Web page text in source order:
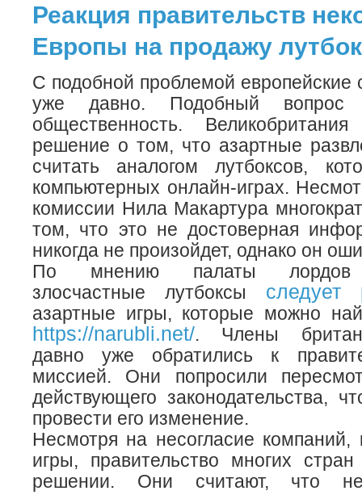
Реакция правительств
Европы на продажу
С подобной проблемой европейские
уже давно. Подобный вопрос
общественность.
решение о том, что азартные
считать аналогом лутбоксов,
компьютерных онлайн-играх.
комиссии Нила Макартура
том, что это не достоверная
никогда не произойдет, однако он
По мнению палаты лордов
злосчастные лутбоксы следует
азартные игры, которые можно
https://narubli.net/. Члены
давно уже обратились к
миссией. Они попросили
действующего законодательства,
провести его изменение.
Несмотря на несогласие компаний,
игры, правительство многих
решении. Они считают, что